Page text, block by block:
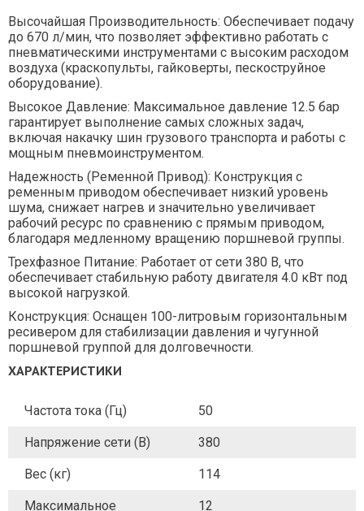
Высочайшая Производительность: Обеспечивает подачу
до 670 л/мин, что позволяет эффективно работать с
пневматическими инструментами с высоким расходом
воздуха (краскопульты, гайковерты, пескоструйное
оборудование).
Высокое Давление: Максимальное давление 12.5 бар
гарантирует выполнение самых сложных задач,
включая накачку шин грузового транспорта и работы с
мощным пневмоинструментом.
Надежность (Ременной Привод): Конструкция с
ременным приводом обеспечивает низкий уровень
шума, снижает нагрев и значительно увеличивает
рабочий ресурс по сравнению с прямым приводом,
благодаря медленному вращению поршневой группы.
Трехфазное Питание: Работает от сети 380 В, что
обеспечивает стабильную работу двигателя 4.0 кВт под
высокой нагрузкой.
Конструкция: Оснащен 100-литровым горизонтальным
ресивером для стабилизации давления и чугунной
поршневой группой для долговечности.
ХАРАКТЕРИСТИКИ
Частота тока (Гц) 50
Напряжение сети (В) 380
Вес (кг) 114
Максимальное
12